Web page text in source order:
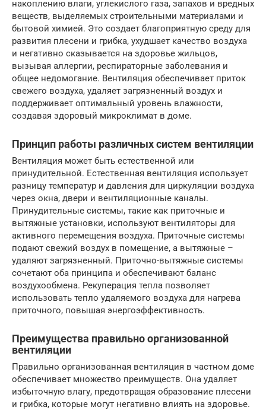
накоплению влаги, углекислого газа, запахов и вредных
веществ, выделяемых строительными материалами и
бытовой химией. Это создает благоприятную среду для
развития плесени и грибка, ухудшает качество воздуха
и негативно сказывается на здоровье жильцов,
вызывая аллергии, респираторные заболевания и
общее недомогание. Вентиляция обеспечивает приток
свежего воздуха, удаляет загрязненный воздух и
поддерживает оптимальный уровень влажности,
создавая здоровый микроклимат в доме.
Принцип работы различных систем вентиляции
Вентиляция может быть естественной или
принудительной. Естественная вентиляция использует
разницу температур и давления для циркуляции воздуха
через окна, двери и вентиляционные каналы.
Принудительные системы, такие как приточные и
вытяжные установки, используют вентиляторы для
активного перемещения воздуха. Приточные системы
подают свежий воздух в помещение, а вытяжные –
удаляют загрязненный. Приточно-вытяжные системы
сочетают оба принципа и обеспечивают баланс
воздухообмена. Рекуперация тепла позволяет
использовать тепло удаляемого воздуха для нагрева
приточного, повышая энергоэффективность.
Преимущества правильно организованной
вентиляции
Правильно организованная вентиляция в частном доме
обеспечивает множество преимуществ. Она удаляет
избыточную влагу, предотвращая образование плесени
и грибка, которые могут негативно влиять на здоровье.